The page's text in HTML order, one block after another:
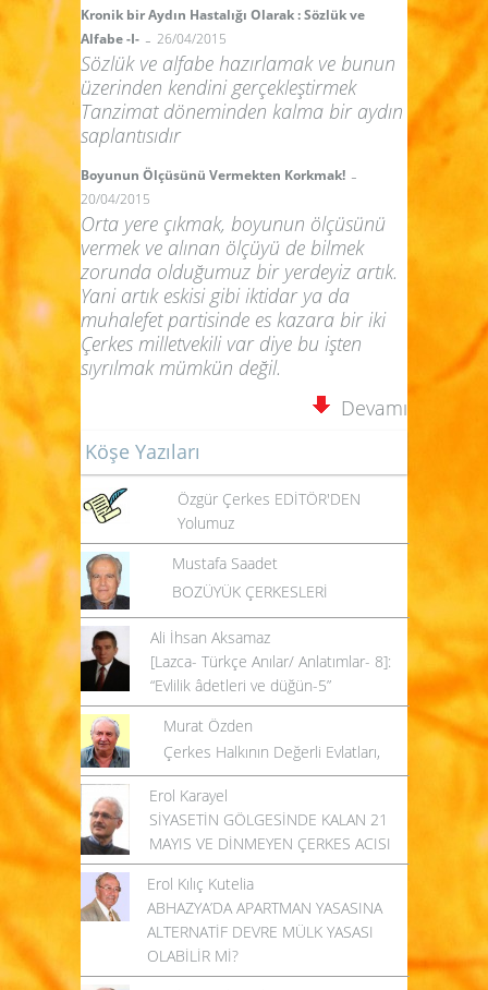
Kronik bir Aydın Hastalığı Olarak : Sözlük ve
Alfabe -I- - 26/04/2015
Sözlük ve alfabe hazırlamak ve bunun
üzerinden kendini gerçekleştirmek
Tanzimat döneminden kalma bir aydın
saplantısıdır
Boyunun Ölçüsünü Vermekten Korkmak! -
20/04/2015
Orta yere çıkmak, boyunun ölçüsünü
vermek ve alınan ölçüyü de bilmek
zorunda olduğumuz bir yerdeyiz artık.
Yani artık eskisi gibi iktidar ya da
muhalefet partisinde es kazara bir iki
Çerkes milletvekili var diye bu işten
sıyrılmak mümkün değil.
Devamı
Köşe Yazıları
Özgür Çerkes EDİTÖR'DEN
Yolumuz
Mustafa Saadet
BOZÜYÜK ÇERKESLERİ
Ali İhsan Aksamaz
[Lazca- Türkçe Anılar/ Anlatımlar- 8]:
“Evlilik âdetleri ve düğün-5”
Murat Özden
Çerkes Halkının Değerli Evlatları,
Erol Karayel
SİYASETİN GÖLGESİNDE KALAN 21
MAYIS VE DİNMEYEN ÇERKES ACISI
Erol Kılıç Kutelia
ABHAZYA’DA APARTMAN YASASINA
ALTERNATİF DEVRE MÜLK YASASI
OLABİLİR Mİ?